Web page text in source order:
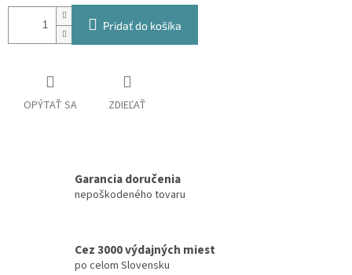
Pridať do košíka
OPÝTAŤ SA ZDIEĽAŤ
Garancia doručenia
nepoškodeného tovaru
Cez 3000 výdajných miest
po celom Slovensku